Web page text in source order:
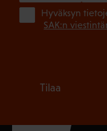
Hyväksyn
SAK:n
Tilaa